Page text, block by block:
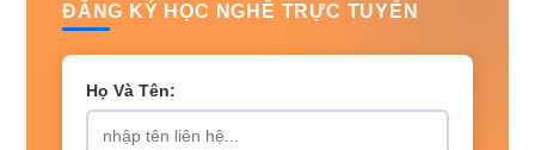
ĐĂNG KÝ HỌC NGHỀ TRỰC TUYẾN
Họ Và Tên: